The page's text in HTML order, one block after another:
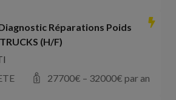
Réparations Poids
(H/F)
27700€ – 32000€ par an